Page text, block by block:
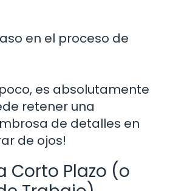
en el proceso de
es absolutamente
retener una
de detalles en
de ojos!
Corto Plazo (o